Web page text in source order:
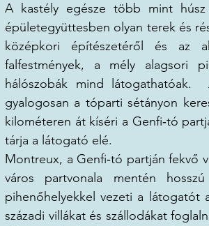
A kastély egésze több mint
épületegyüttesben olyan terek és
középkori építészetéről és az
falfestmények, a mély alagsori
hálószobák mind látogathatóak.
gyalogosan a tóparti sétányon
kilométeren át kíséri a Genfi‑tó
tárja a látogató elé.
Montreux, a Genfi‑tó partján
város partvonala mentén
pihenőhelyekkel vezeti a látogatót
századi villákat és szállodákat